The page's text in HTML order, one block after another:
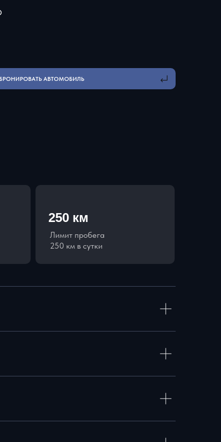
АВТОМОБИЛЬ
250 км
Лимит пробега
250 км в сутки